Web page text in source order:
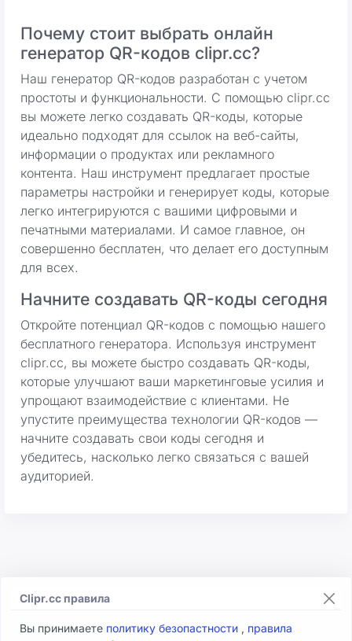
Почему стоит выбрать онлайн
генератор QR-кодов clipr.cc?
Наш генератор QR-кодов разработан с учетом
простоты и функциональности. С помощью clipr.cc
вы можете легко создавать QR-коды, которые
идеально подходят для ссылок на веб-сайты,
информации о продуктах или рекламного
контента. Наш инструмент предлагает простые
параметры настройки и генерирует коды, которые
легко интегрируются с вашими цифровыми и
печатными материалами. И самое главное, он
совершенно бесплатен, что делает его доступным
для всех.
Начните создавать QR-коды сегодня
Откройте потенциал QR-кодов с помощью нашего
бесплатного генератора. Используя инструмент
clipr.cc, вы можете быстро создавать QR-коды,
которые улучшают ваши маркетинговые усилия и
упрощают взаимодействие с клиентами. Не
упустите преимущества технологии QR-кодов —
начните создавать свои коды сегодня и
убедитесь, насколько легко связаться с вашей
аудиторией.
Clipr.cc правила
Вы принимаете политику безопастности , правила